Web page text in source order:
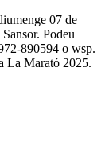
07 de
Podeu
890594 o wsp.
La Marató 2025.